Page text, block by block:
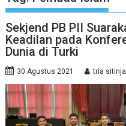
Sekjend PB PII
Keadilan pada
Dunia di Turki
30 Agustus 2021 tria